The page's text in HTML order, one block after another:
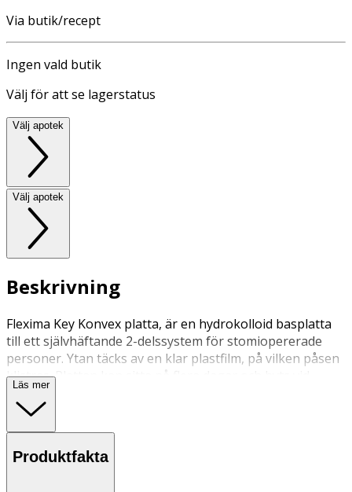
Via butik/recept
Ingen vald butik
Välj för att se lagerstatus
Välj apotek
Välj apotek
Beskrivning
Flexima Key Konvex platta, är en hydrokolloid basplatta
till ett självhäftande 2-delssystem för stomiopererade
personer. Ytan täcks av en klar plastfilm, på vilken påsen
klistras. Plattan kan sitta på flera dagar och byts vid
behov. Kan endast användas med Flexima Key påsar.
Läs mer
Produktfakta